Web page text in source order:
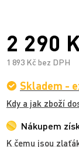
2 290
1 893 Kč bez DPH
Skladem -
Kdy a jak zboží
Nákupem
K čemu jsou